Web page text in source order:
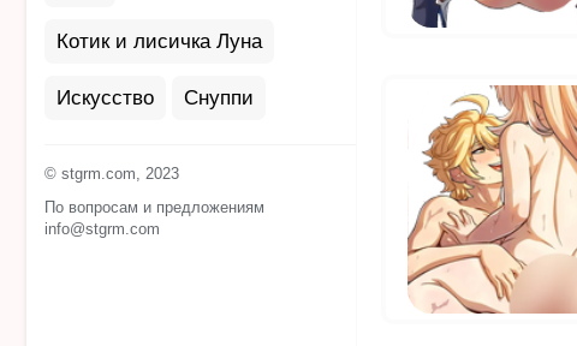
Котик и лисичка Луна
Искусство Снуппи
© stgrm.com, 2023
По вопросам и предложениям
info@stgrm.com